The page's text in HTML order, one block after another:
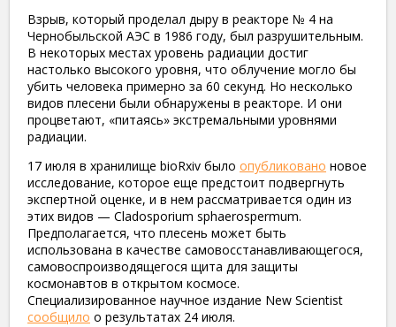
Взрыв, который проделал дыру в реакторе № 4 на
Чернобыльской АЭС в 1986 году, был разрушительным.
В некоторых местах уровень радиации достиг
настолько высокого уровня, что облучение могло бы
убить человека примерно за 60 секунд. Но несколько
видов плесени были обнаружены в реакторе. И они
процветают, «питаясь» экстремальными уровнями
радиации.
17 июля в хранилище bioRxiv было опубликовано новое
исследование, которое еще предстоит подвергнуть
экспертной оценке, и в нем рассматривается один из
этих видов — Cladosporium sphaerospermum.
Предполагается, что плесень может быть
использована в качестве самовосстанавливающегося,
самовоспроизводящегося щита для защиты
космонавтов в открытом космосе.
Специализированное научное издание New Scientist
сообщило о результатах 24 июля.